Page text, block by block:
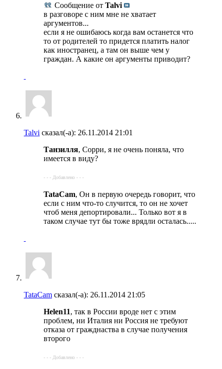
Сообщение от Talvi
в разговоре с ним мне не хватает
аргументов...
если я не ошибаюсь когда вам останется что
то от родителей то придется платить налог
как иностранец, а там он выше чем у
граждан. А какие он аргументы приводит?
Talvi сказал(-а): 26.11.2014 21:01
Танзилля, Сорри, я не очень поняла, что
имеется в виду?
- - - Добавлено - - -
TataCam, Он в первую очередь говорит, что
если с ним что-то случится, то он не хочет
чтоб меня депортировали... Только вот я в
таком случае тут бы тоже врядли осталась.....
TataCam сказал(-а): 26.11.2014 21:05
Helen11, так в России вроде нет с этим
проблем, ни Италия ни Россия не требуют
отказа от гражднаства в случае получения
второго
- - - Добавлено - - -